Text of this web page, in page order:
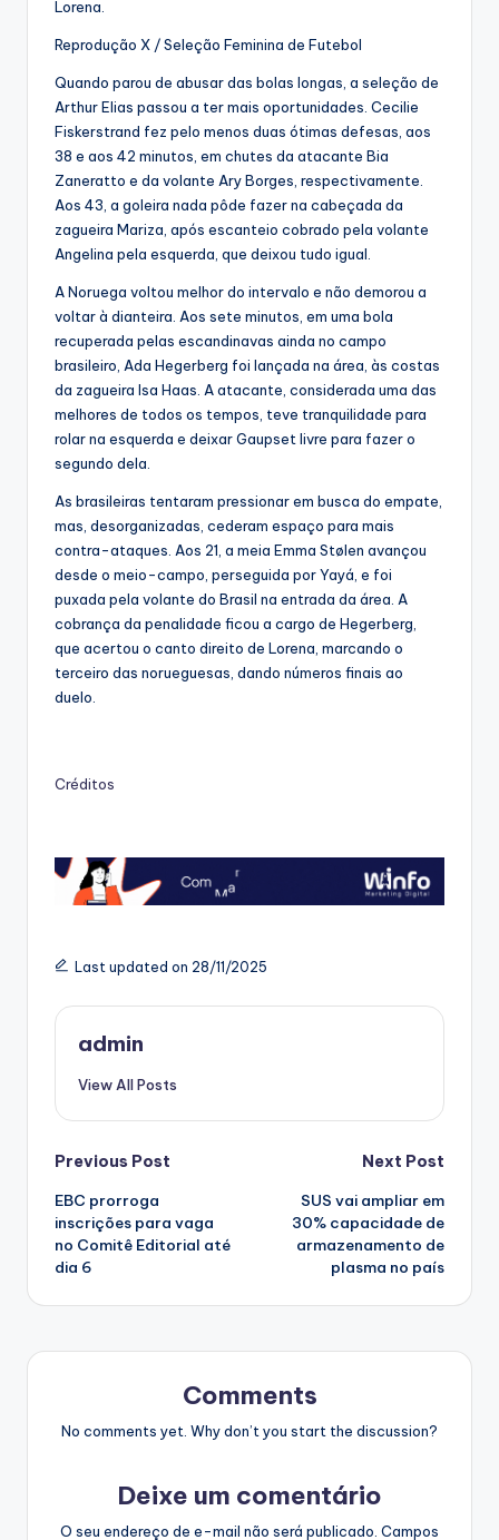
Lorena.
Reprodução X / Seleção Feminina de Futebol
Quando parou de abusar das bolas longas, a seleção de
Arthur Elias passou a ter mais oportunidades. Cecilie
Fiskerstrand fez pelo menos duas ótimas defesas, aos
38 e aos 42 minutos, em chutes da atacante Bia
Zaneratto e da volante Ary Borges, respectivamente.
Aos 43, a goleira nada pôde fazer na cabeçada da
zagueira Mariza, após escanteio cobrado pela volante
Angelina pela esquerda, que deixou tudo igual.
A Noruega voltou melhor do intervalo e não demorou a
voltar à dianteira. Aos sete minutos, em uma bola
recuperada pelas escandinavas ainda no campo
brasileiro, Ada Hegerberg foi lançada na área, às costas
da zagueira Isa Haas. A atacante, considerada uma das
melhores de todos os tempos, teve tranquilidade para
rolar na esquerda e deixar Gaupset livre para fazer o
segundo dela.
As brasileiras tentaram pressionar em busca do empate,
mas, desorganizadas, cederam espaço para mais
contra-ataques. Aos 21, a meia Emma Stølen avançou
desde o meio-campo, perseguida por Yayá, e foi
puxada pela volante do Brasil na entrada da área. A
cobrança da penalidade ficou a cargo de Hegerberg,
que acertou o canto direito de Lorena, marcando o
terceiro das norueguesas, dando números finais ao
duelo.
Créditos
Last updated on 28/11/2025
admin
View All Posts
Post
navigation
Previous Post
EBC prorroga
inscrições para vaga
no Comitê Editorial até
dia 6
Next Post
SUS vai ampliar em
30% capacidade de
armazenamento de
plasma no país
Comments
No comments yet. Why don’t you start the discussion?
Deixe um comentário
O seu endereço de e-mail não será publicado. Campos